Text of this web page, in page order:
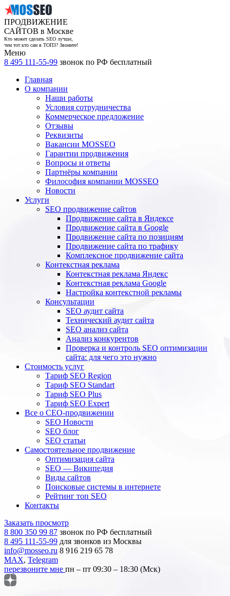
ПРОДВИЖЕНИЕ
САЙТОВ в Москве
Кто может сделать SEO лучше,
чем тот кто сам в ТОП3? Звоните!
Меню
8 495 111-55-99 звонок по РФ бесплатный
Главная
О компании
Наши работы
Условия сотрудничества
Коммерческое предложение
Отзывы
Реквизиты
Вакансии MOSSEO
Гарантии продвижения
Вопросы и ответы
Партнёры компании
Философия компании MOSSEO
Новости
Услуги
SEO продвижение сайтов
Продвижение сайта в Яндексе
Продвижение сайта в Google
Продвижение сайта по позициям
Продвижение сайта по трафику
Комплексное продвижение сайта
Контекстная реклама
Контекстная реклама Яндекс
Контекстная реклама Google
Настройка контекстной рекламы
Консультации
SEO аудит сайта
Технический аудит сайта
SEO анализ сайта
Анализ конкурентов
Проверка и контроль SEO оптимизации
сайта: для чего это нужно
Стоимость услуг
Тариф SEO Region
Тариф SEO Standart
Тариф SEO Plus
Тариф SEO Expert
Все о СЕО-продвижении
SEO Новости
SEO блог
SEO статьи
Самостоятельное продвижение
Оптимизация сайта
SEO — Википедия
Виды сайтов
Поисковые системы в интернете
Рейтинг топ SEO
Контакты
Заказать просмотр
8 800 350 99 87 звонок по РФ бесплатный
8 495 111-55-99 для звонков из Москвы
info@mosseo.ru 8 916 219 65 78
MAX, Telegram
перезвоните мне пн – пт 09:30 – 18:30 (Мск)